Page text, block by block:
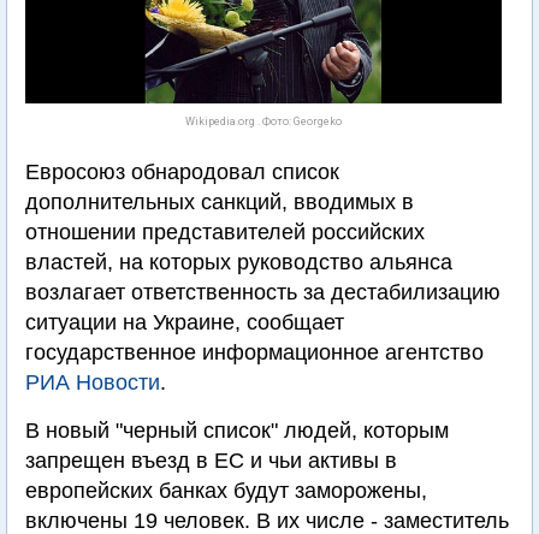
Wikipedia.org . Фото: Georgeko
Евросоюз обнародовал список
дополнительных санкций, вводимых в
отношении представителей российских
властей, на которых руководство альянса
возлагает ответственность за дестабилизацию
ситуации на Украине, сообщает
государственное информационное агентство
РИА Новости.
В новый "черный список" людей, которым
запрещен въезд в ЕС и чьи активы в
европейских банках будут заморожены,
включены 19 человек. В их числе - заместитель